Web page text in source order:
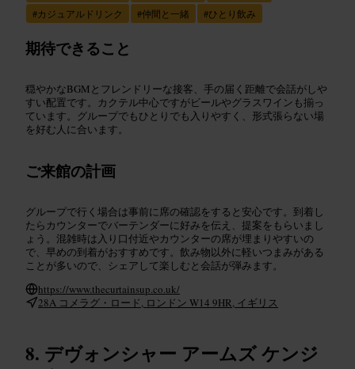
#カジュアルドリンク #仲間と一緒 #ひとり飲み
期待できること
穏やかなBGMとフレンドリーな接客、手の届く距離で会話がしや
すい配置です。カクテル中心ですがビールやグラスワインも揃っ
ています。グループでもひとりでも入りやすく、形式張らない場
を好む人に合います。
ご来館の計画
グループで行く場合は事前に席の確認をすると安心です。到着し
たらカウンターでバーテンダーに好みを伝え、提案をもらいまし
ょう。混雑時は入り口付近やカウンターの席が埋まりやすいの
で、早めの到着がおすすめです。飲み物以外に軽いつまみがある
ことが多いので、シェアして楽しむと会話が弾みます。
https://www.thecurtainsup.co.uk/
28A コメラグ・ロード, ロンドン W14 9HR, イギリス
デヴォンシャー アームズ ケンジ